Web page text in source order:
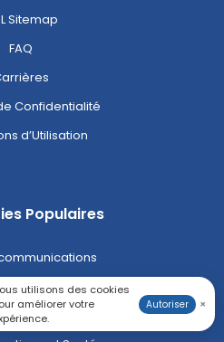
Sitemap
FAQ
Confidentialité
d’Utilisation
Populaires
Consommation
Chimiques
utilisons des cookies
améliorer votre
Autoriser ×